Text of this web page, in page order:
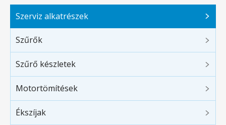
Szerviz alkatrészek
Szűrők
Szűrő készletek
Motortömítések
Ékszíjak